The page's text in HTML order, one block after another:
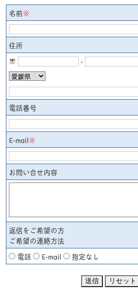
名前※
住所
〒
-
電話番号
E-mail※
お問い合せ内容
返信をご希望の方
ご希望の連絡方法
電話
E-mail 指定なし